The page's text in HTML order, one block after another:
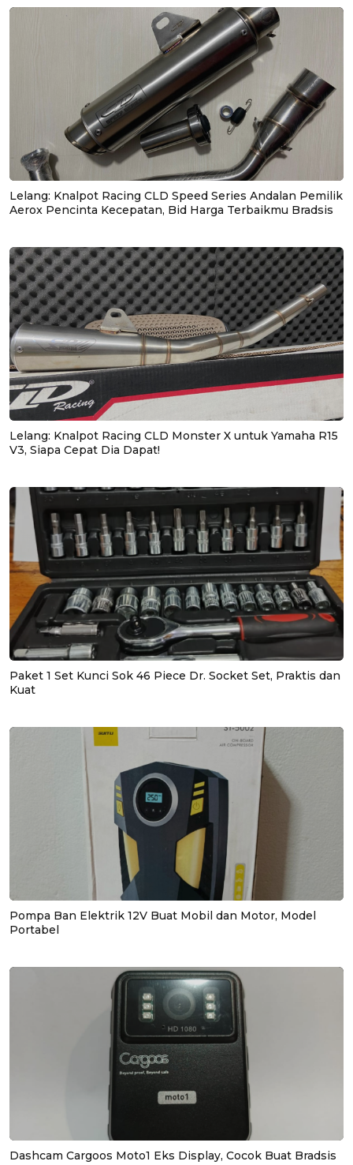
Lelang: Knalpot Racing CLD Speed Series Andalan Pemilik
Aerox Pencinta Kecepatan, Bid Harga Terbaikmu Bradsis
Lelang: Knalpot Racing CLD Monster X untuk Yamaha R15
V3, Siapa Cepat Dia Dapat!
Paket 1 Set Kunci Sok 46 Piece Dr. Socket Set, Praktis dan
Kuat
Pompa Ban Elektrik 12V Buat Mobil dan Motor, Model
Portabel
Dashcam Cargoos Moto1 Eks Display, Cocok Buat Bradsis